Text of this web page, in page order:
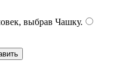
выбрав Чашку.